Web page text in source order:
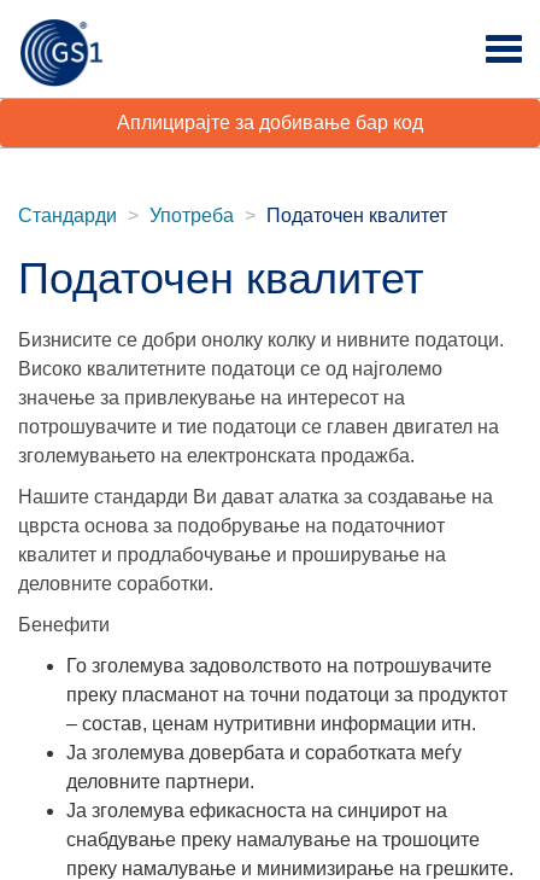
Аплицирајте за добивање бар код
Стандарди Употреба Податочен квалитет
Податочен квалитет
Бизнисите се добри онолку колку и нивните податоци.
Високо квалитетните податоци се од најголемо
значење за привлекување на интересот на
потрошувачите и тие податоци се главен двигател на
зголемувањето на електронската продажба.
Нашите стандарди Ви дават алатка за создавање на
цврста основа за подобрување на податочниот
квалитет и продлабочување и проширување на
деловните соработки.
Бенефити
Го зголемува задоволството на потрошувачите
преку пласманот на точни податоци за продуктот
– состав, ценам нутритивни информации итн.
Ја зголемува довербата и соработката меѓу
деловните партнери.
Ја зголемува ефикасноста на синџирот на
снабдување преку намалување на трошоците
преку намалување и минимизирање на грешките.